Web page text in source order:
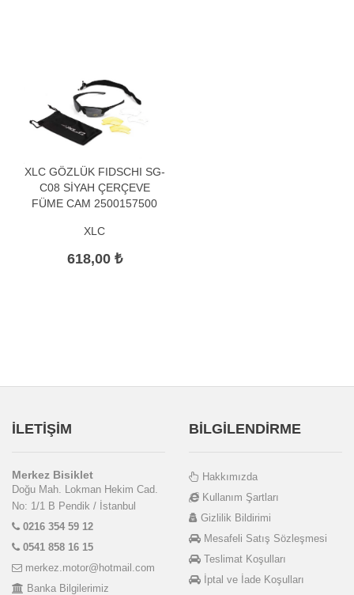
XLC GÖZLÜK FIDSCHI SG-
C08 SİYAH ÇERÇEVE
FÜME CAM 2500157500
XLC
618,00 ₺
İLETİŞİM
Merkez Bisiklet
Doğu Mah. Lokman Hekim Cad.
No: 1/1 B Pendik / İstanbul
0216 354 59 12
0541 858 16 15
merkez.motor@hotmail.com
Banka Bilgilerimiz
BİLGİLENDİRME
Hakkımızda
Kullanım Şartları
Gizlilik Bildirimi
Mesafeli Satış Sözleşmesi
Teslimat Koşulları
İptal ve İade Koşulları